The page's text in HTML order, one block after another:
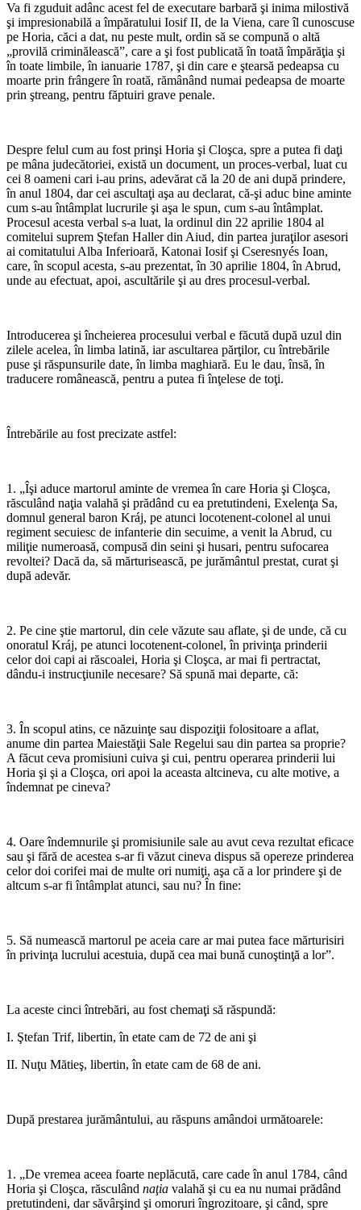
Va fi zguduit adânc acest fel de executare barbară şi inima milostivă
şi impresionabilă a împăratului Iosif II, de la Viena, care îl cunoscuse
pe Horia, căci a dat, nu peste mult, ordin să se compună o altă
„provilă criminălească”, care a şi fost publicată în toată împărăţia şi
în toate limbile, în ianuarie 1787, şi din care e ştearsă pedeapsa cu
moarte prin frângere în roată, rămânând numai pedeapsa de moarte
prin ştreang, pentru făp­tuiri grave penale.
Despre felul cum au fost prinşi Horia şi Cloşca, spre a putea fi daţi
pe mâna judecătoriei, există un document, un proces-verbal, luat cu
cei 8 oameni cari i-au prins, adevărat că la 20 de ani după prindere,
în anul 1804, dar cei ascultaţi aşa au declarat, că-şi aduc bine aminte
cum s-au întâmplat lucrurile şi aşa le spun, cum s-au întâmplat.
Procesul acesta verbal s-a luat, la ordinul din 22 aprilie 1804 al
comitelui su­prem Ştefan Haller din Aiud, din partea juraţilor asesori
ai comitatului Alba Inferioară, Katonai Iosif şi Cseresnyés Ioan,
care, în scopul acesta, s-au prezentat, în 30 aprilie 1804, în Abrud,
unde au efectuat, apoi, ascultările şi au dres procesul-verbal.
Introducerea şi încheierea procesului verbal e făcută după uzul din
zilele acelea, în limba latină, iar ascultarea părţilor, cu întrebările
puse şi răspunsurile date, în limba maghiară. Eu le dau, însă, în
traducere românească, pentru a putea fi înţelese de toţi.
Întrebările au fost precizate astfel:
1. „Îşi aduce martorul aminte de vremea în care Horia şi Cloşca,
răsculând naţia valahă şi prădând cu ea pretutindeni, Exelenţa Sa,
domnul general baron Kráj, pe atunci locotenent-colonel al unui
regiment secuiesc de infanterie din secuime, a venit la Abrud, cu
miliţie numeroasă, compusă din seini şi husari, pentru sufocarea
revoltei? Dacă da, să mărturisească, pe jurământul prestat, curat şi
după adevăr.
2. Pe cine ştie martorul, din cele văzute sau aflate, şi de unde, că cu
onoratul Kráj, pe atunci locotenent-colonel, în pri­vinţa prinderii
celor doi capi ai răscoalei, Horia şi Cloşca, ar mai fi pertractat,
dându-i instrucţiunile necesare? Să spună mai departe, că:
3. În scopul atins, ce năzuinţe sau dispoziţii folositoare a aflat,
anume din partea Maiestăţii Sale Regelui sau din partea sa proprie?
A făcut ceva promisiuni cuiva şi cui, pentru operarea prinderii lui
Horia şi şi a Cloşca, ori apoi la aceasta altcineva, cu alte motive, a
îndemnat pe cineva?
4. Oare îndemnurile şi promisiunile sale au avut ceva re­zultat eficace
sau şi fără de acestea s-ar fi văzut cineva dispus să opereze prinderea
celor doi corifei mai de multe ori numiţi, aşa că a lor prindere şi de
altcum s-ar fi întâmplat atunci, sau nu? În fine:
5. Să numească martorul pe aceia care ar mai putea face mărturisiri
în privinţa lucrului acestuia, după cea mai bună cu­noştinţă a lor”.
La aceste cinci întrebări, au fost chemaţi să răspundă:
I. Ştefan Trif, libertin, în etate cam de 72 de ani şi
II. Nuţu Mătieş, libertin, în etate cam de 68 de ani.
După prestarea jurământului, au răspuns amândoi urmă­toarele:
1. „De vremea aceea foarte neplăcută, care cade în anul 1784, când
Horia şi Cloşca, răsculând naţia valahă şi cu ea nu numai prădând
pretutindeni, dar săvârşind şi omoruri îngrozitoare, şi când, spre